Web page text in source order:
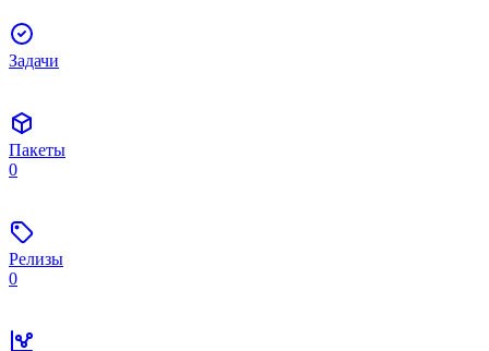
Задачи
Пакеты
0
Релизы
0